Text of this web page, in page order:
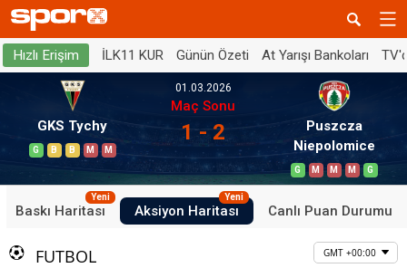
Hızlı Erişim İLK11 KUR Günün Özeti At Yarışı Bankoları
GKS Tychy
G B B M M
01.03.2026
Maç Sonu
1 - 2
Puszcza
Niepolomice
G M M M G
Baskı Haritası
Yeni
Aksiyon Haritası
Yeni
Canlı Puan Durumu
FUTBOL GMT +00:00